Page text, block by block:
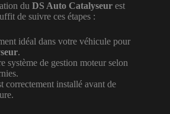
du DS Auto Catalyseur est
de suivre ces étapes :
idéal dans votre véhicule pour
.
système de gestion moteur selon
correctement installé avant de